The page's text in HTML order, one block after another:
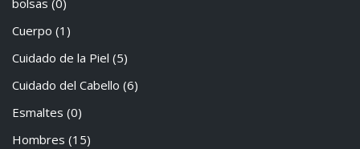
bolsas (0)
Cuerpo (1)
Cuidado de la Piel (5)
Cuidado del Cabello (6)
Esmaltes (0)
Hombres (15)